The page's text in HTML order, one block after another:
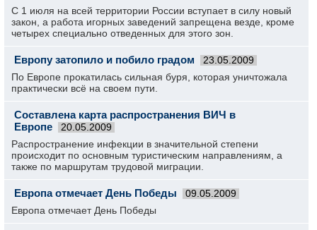
С 1 июля на всей территории России вступает в силу новый
закон, а работа игорных заведений запрещена везде, кроме
четырех специально отведенных для этого зон.
Европу затопило и побило градом 23.05.2009
По Европе прокатилась сильная буря, которая уничтожала
практически всё на своем пути.
Составлена карта распространения ВИЧ в
Европе
20.05.2009
Распространение инфекции в значительной степени
происходит по основным туристическим направлениям, а
также по маршрутам трудовой миграции.
Европа отмечает День Победы 09.05.2009
Европа отмечает День Победы